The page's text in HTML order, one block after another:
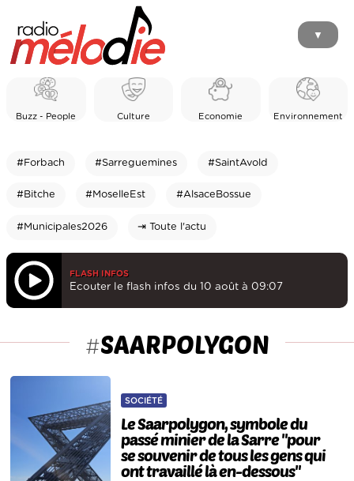
▼
Buzz - People Culture Economie Environnement
#Forbach #Sarreguemines #SaintAvold
#Bitche #MoselleEst #AlsaceBossue
#Municipales2026 ⇥ Toute l'actu
FLASH INFOS
Ecouter le flash infos du 10 août à 09:07
#SAARPOLYGON
SOCIÉTÉ
Le Saarpolygon, symbole du
passé minier de la Sarre "pour
se souvenir de tous les gens qui
ont travaillé là en-dessous"